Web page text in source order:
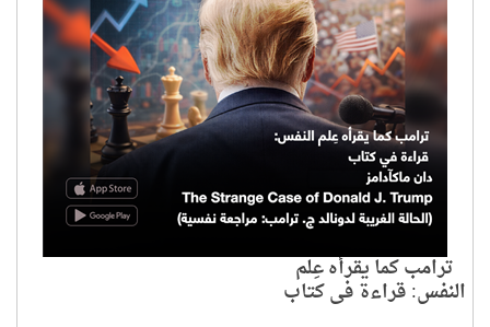
ترامب كما يقرأه عِلم
النفس: قراءة في كتاب